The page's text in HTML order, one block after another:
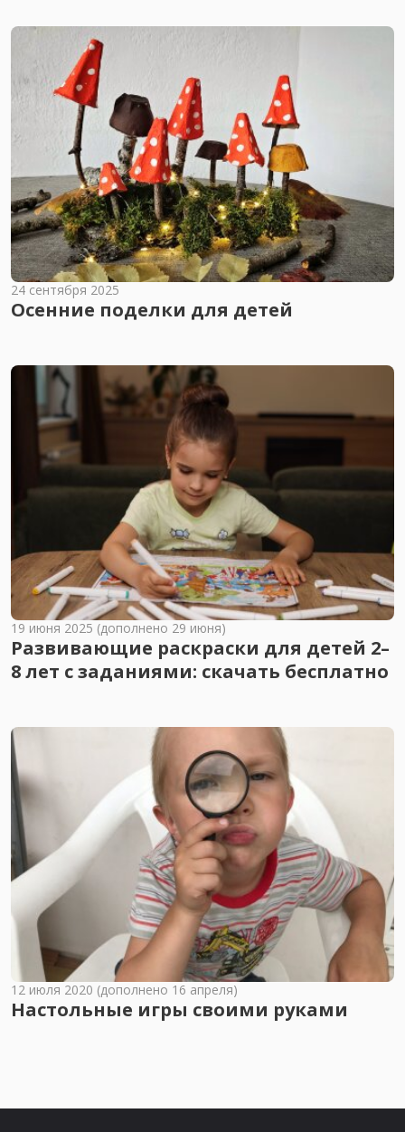
24 сентября 2025
Осенние поделки для детей
19 июня 2025 (дополнено 29 июня)
Развивающие раскраски для детей 2–
8 лет с заданиями: скачать бесплатно
12 июля 2020 (дополнено 16 апреля)
Настольные игры своими руками